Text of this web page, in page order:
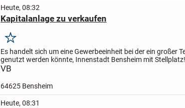
Heute, 08:32
Kapitalanlage zu verkaufen
Merken
Es handelt sich um eine Gewerbeeinheit bei der ein großer
genutzt werden könnte, Innenstadt Bensheim mit Stellplatz!
als reine Gewerbeeinheit von fast 26.000,00 Euro im...
VB
64625 Bensheim
Heute, 08:31